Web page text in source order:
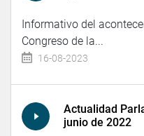
Informativo del
Congreso de la...
16-08-2023
Actualidad
junio de 2022